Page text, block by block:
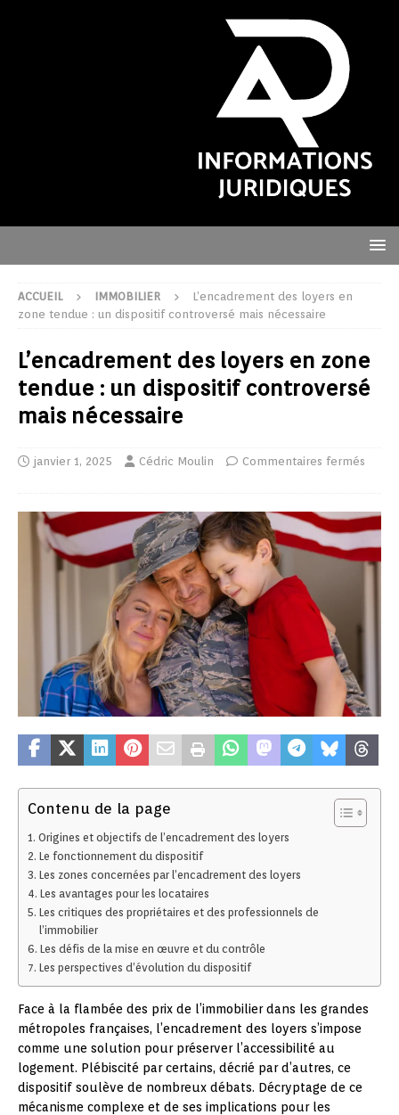
ACCUEIL IMMOBILIER
L’encadrement des loyers en
zone tendue : un dispositif controversé mais nécessaire
L’encadrement des loyers en zone
tendue : un dispositif controversé
mais nécessaire
janvier 1, 2025 Cédric Moulin Commentaires fermés
Contenu de la page
Origines et objectifs de l’encadrement des loyers
Le fonctionnement du dispositif
Les zones concernées par l’encadrement des loyers
Les avantages pour les locataires
Les critiques des propriétaires et des professionnels de
l’immobilier
Les défis de la mise en œuvre et du contrôle
Les perspectives d’évolution du dispositif
Face à la flambée des prix de l’immobilier dans les grandes
métropoles françaises, l’encadrement des loyers s’impose
comme une solution pour préserver l’accessibilité au
logement. Plébiscité par certains, décrié par d’autres, ce
dispositif soulève de nombreux débats. Décryptage de ce
mécanisme complexe et de ses implications pour les